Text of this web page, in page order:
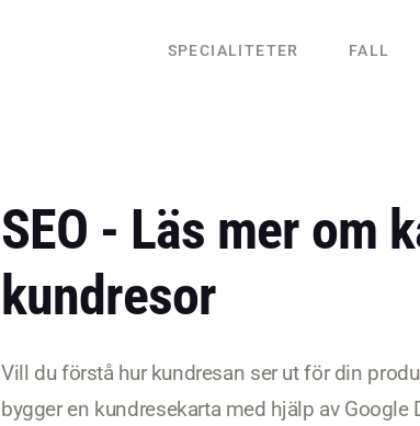
SPECIALITETER FALL
SEO - Läs mer om
kundresor
Vill du förstå hur kundresan ser ut för din
bygger en kundresekarta med hjälp av Google